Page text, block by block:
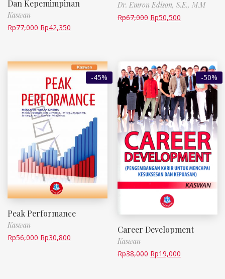
Dan Kepemimpinan
Kaswan
Rp77,000 Rp42,350
Dr. Emron Edison, S.E., M.M
Rp67,000 Rp50,500
-45%
Peak Performance
Kaswan
Rp56,000 Rp30,800
-50%
Career Development
Kaswan
Rp38,000 Rp19,000